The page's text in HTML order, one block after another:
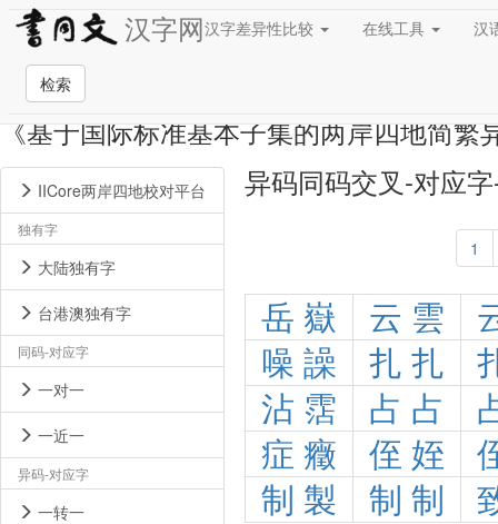
汉字网汉字差异性比较 在线工具 汉
检索
《基于国际标准基本子集的两岸四地简繁
IICore两岸四地校对平台
独有字
大陆独有字
台港澳独有字
同码-对应字
一对一
一近一
异码-对应字
一转一
异码同码交叉-对应
1
岳 嶽 云 雲
噪 譟 扎 扎
沾 霑 占 占
症 癥 侄 姪
制 製 制 制